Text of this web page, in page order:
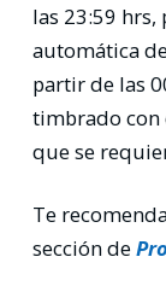
las 23:59
automática
partir de las
timbrado con
que se
Te
sección de